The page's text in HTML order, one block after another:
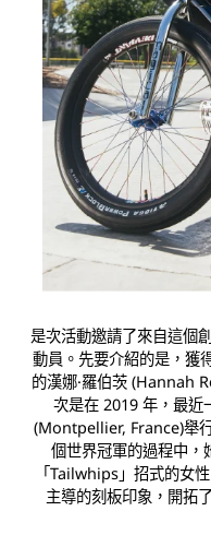
是次活動邀請了來自這個
動員。先要介紹的是，獲
的漢娜·羅伯茨 (Hannah
次是在 2019 年，最近
(Montpellier, France)舉
個世界冠軍的過程中，
「Tailwhips」招式的女
主導的刻板印象，開拓